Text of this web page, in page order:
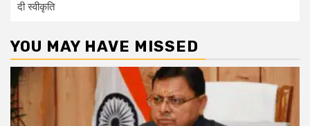
दी स्वीकृति
YOU MAY HAVE MISSED